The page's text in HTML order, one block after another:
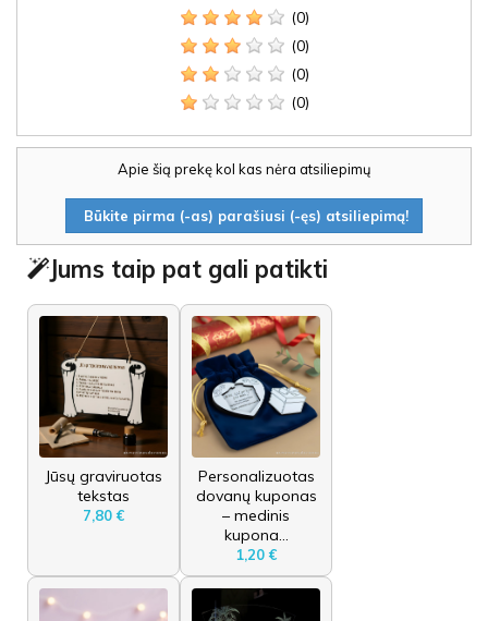
(0)
(0)
(0)
(0)
Apie šią prekę kol kas nėra atsiliepimų
Būkite pirma (-as) parašiusi (-ęs) atsiliepimą!
Jums taip pat gali patikti
Jūsų graviruotas
tekstas
7,80 €
Personalizuotas
dovanų kuponas
– medinis
kupona...
1,20 €